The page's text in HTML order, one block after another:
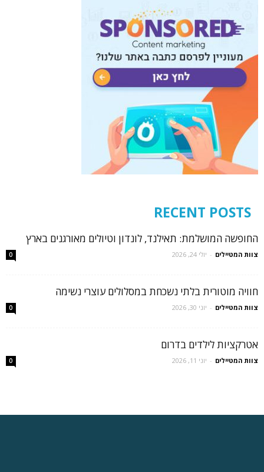
RECENT POSTS
החופשה המושלמת: תאילנד, לונדון וטיולים מאורגנים בארץ
צוות המטיילים - יולי 24, 2026 0
חוויה מוטורית בלתי נשכחת במסלולים עוצרי נשימה
צוות המטיילים - יוני 30, 2026 0
אטרקציות לילדים בדרום
צוות המטיילים - יוני 11, 2026 0